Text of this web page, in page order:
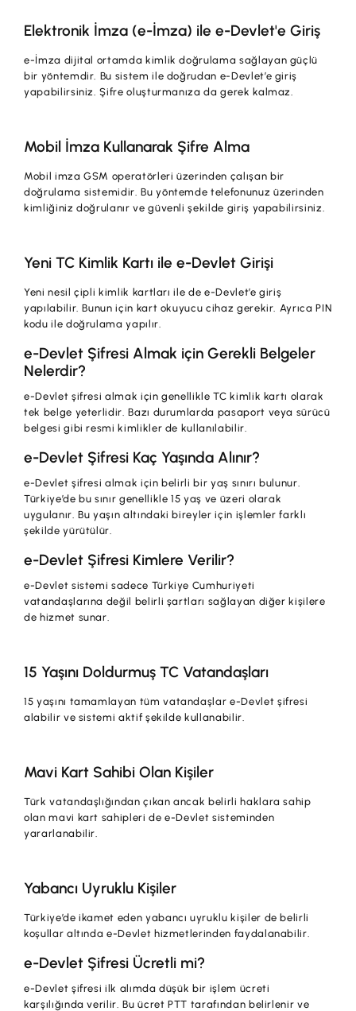
Elektronik İmza (e-İmza) ile e-Devlet'e Giriş
e-İmza dijital ortamda kimlik doğrulama sağlayan güçlü
bir yöntemdir. Bu sistem ile doğrudan e-Devlet’e giriş
yapabilirsiniz. Şifre oluşturmanıza da gerek kalmaz.
Mobil İmza Kullanarak Şifre Alma
Mobil imza GSM operatörleri üzerinden çalışan bir
doğrulama sistemidir. Bu yöntemde telefonunuz üzerinden
kimliğiniz doğrulanır ve güvenli şekilde giriş yapabilirsiniz.
Yeni TC Kimlik Kartı ile e-Devlet Girişi
Yeni nesil çipli kimlik kartları ile de e-Devlet’e giriş
yapılabilir. Bunun için kart okuyucu cihaz gerekir. Ayrıca PIN
kodu ile doğrulama yapılır.
e-Devlet Şifresi Almak için Gerekli Belgeler
Nelerdir?
e-Devlet şifresi almak için genellikle TC kimlik kartı olarak
tek belge yeterlidir. Bazı durumlarda pasaport veya sürücü
belgesi gibi resmi kimlikler de kullanılabilir.
e-Devlet Şifresi Kaç Yaşında Alınır?
e-Devlet şifresi almak için belirli bir yaş sınırı bulunur.
Türkiye’de bu sınır genellikle 15 yaş ve üzeri olarak
uygulanır. Bu yaşın altındaki bireyler için işlemler farklı
şekilde yürütülür.
e-Devlet Şifresi Kimlere Verilir?
e-Devlet sistemi sadece Türkiye Cumhuriyeti
vatandaşlarına değil belirli şartları sağlayan diğer kişilere
de hizmet sunar.
15 Yaşını Doldurmuş TC Vatandaşları
15 yaşını tamamlayan tüm vatandaşlar e-Devlet şifresi
alabilir ve sistemi aktif şekilde kullanabilir.
Mavi Kart Sahibi Olan Kişiler
Türk vatandaşlığından çıkan ancak belirli haklara sahip
olan mavi kart sahipleri de e-Devlet sisteminden
yararlanabilir.
Yabancı Uyruklu Kişiler
Türkiye’de ikamet eden yabancı uyruklu kişiler de belirli
koşullar altında e-Devlet hizmetlerinden faydalanabilir.
e-Devlet Şifresi Ücretli mi?
e-Devlet şifresi ilk alımda düşük bir işlem ücreti
karşılığında verilir. Bu ücret PTT tarafından belirlenir ve